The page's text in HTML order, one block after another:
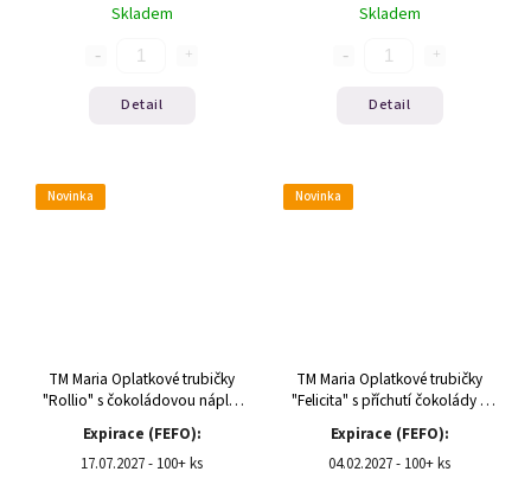
Skladem
Detail
Skladem
Detail
Novinka
TM Maria Oplatkové trubičky
"Rollio" s čokoládovou náplní
Expirace (FEFO):
17.07.2027 - 100+ ks
Novinka
TM Maria Oplatkové trubičky
"Felicita" s příchutí čokolády a
Expirace (FEFO):
04.02.2027 - 100+ ks